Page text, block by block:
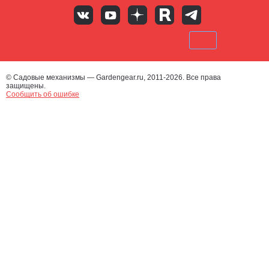
© Садовые механизмы — Gardengear.ru, 2011-2026. Все права
защищены.
Сообщить об ошибке